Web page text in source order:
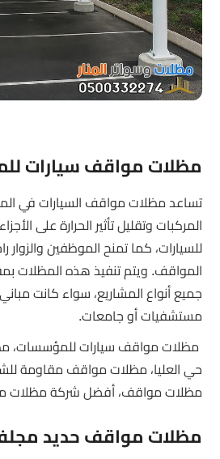
مظلات مواقف سيارات
تساعد مظلات مواقف السيارات في
المركبات وتقليل تأثير الحرارة على
للسيارات، كما تمنح الموظفين والزوار
المواقف. ويتم تنفيذ هذه المظلات
جميع أنواع المشاريع، سواء كانت
مستشفيات أو جامعات.
مظلات مواقف سيارات
حي العليا، مظلات مواقف مقاومة
مظلات مواقف، أفضل شركة مظلات
مظلات مواقف حديد